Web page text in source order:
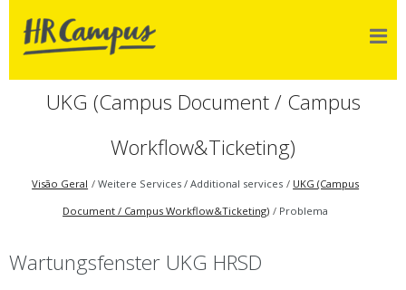
UKG (Campus Document / Campus
Workflow&Ticketing)
Visão Geral Weitere Services / Additional services
UKG (Campus
Document / Campus Workflow&Ticketing)
Problema
Wartungsfenster UKG HRSD